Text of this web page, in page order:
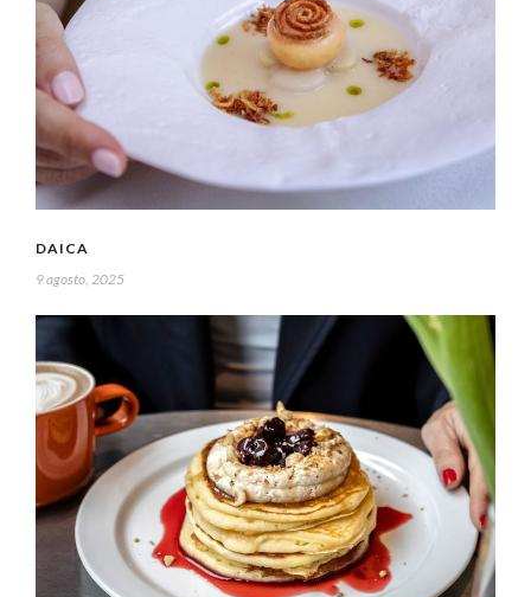
DAICA
9 agosto, 2025